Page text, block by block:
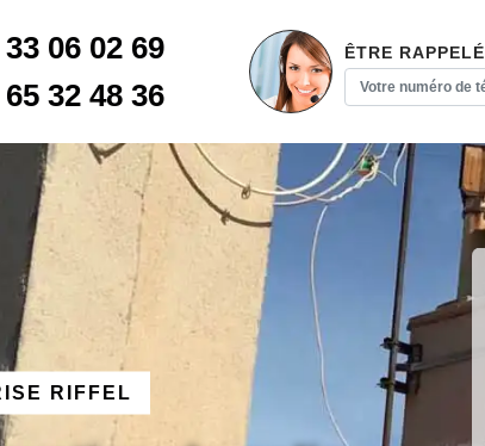
06 02 69
32 48 36
ÊTRE RAPPELÉ
RIFFEL